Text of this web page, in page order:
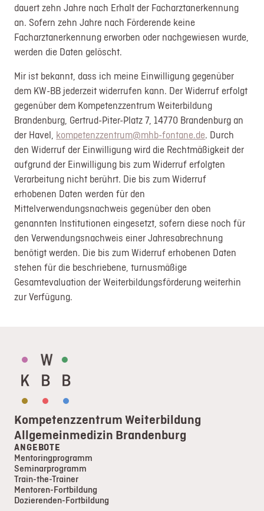
dauert zehn Jahre nach Erhalt der Facharztanerkennung
an. Sofern zehn Jahre nach Förderende keine
Facharztanerkennung erworben oder nachgewiesen wurde,
werden die Daten gelöscht.
Mir ist bekannt, dass ich meine Einwilligung gegenüber
dem KW-BB jederzeit widerrufen kann. Der Widerruf erfolgt
gegenüber dem Kompetenzzentrum Weiterbildung
Brandenburg, Gertrud-Piter-Platz 7, 14770 Brandenburg an
der Havel, kompetenzzentrum@mhb-fontane.de. Durch
den Widerruf der Einwilligung wird die Rechtmäßigkeit der
aufgrund der Einwilligung bis zum Widerruf erfolgten
Verarbeitung nicht berührt. Die bis zum Widerruf
erhobenen Daten werden für den
Mittelverwendungsnachweis gegenüber den oben
genannten Institutionen eingesetzt, sofern diese noch für
den Verwendungsnachweis einer Jahresabrechnung
benötigt werden. Die bis zum Widerruf erhobenen Daten
stehen für die beschriebene, turnusmäßige
Gesamtevaluation der Weiterbildungsförderung weiterhin
zur Verfügung.
Kompetenzzentrum Weiterbildung
Allgemeinmedizin Brandenburg
ANGEBOTE
Mentoringprogramm
Seminarprogramm
Train-the-Trainer
Mentoren-Fortbildung
Dozierenden-Fortbildung